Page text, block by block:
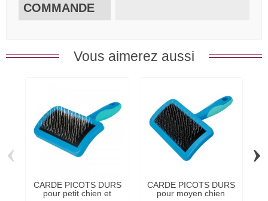
COMMANDE
Vous aimerez aussi
CARDE PICOTS DURS
pour petit chien et
CARDE PICOTS DURS
pour moyen chien
‹ ›